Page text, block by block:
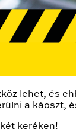
lehet, és
a káoszt,
keréken!